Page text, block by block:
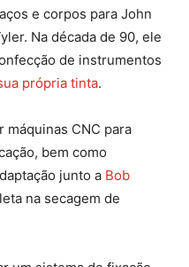
e corpos para John
Na década de 90, ele
de instrumentos
própria tinta.
máquinas CNC para
bem como
junto a Bob
na secagem de